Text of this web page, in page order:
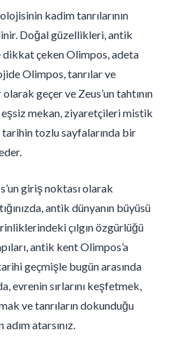
kadim tanrılarının
Doğal güzellikleri, antik
dikkat çeken Olimpos, adeta
Olimpos, tanrılar ve
olarak geçer ve Zeus’un tahtının
mekan, ziyaretçileri mistik
tozlu sayfalarında bir
giriş noktası olarak
antik dünyanın büyüsü
çılgın özgürlüğü
antik kent Olimpos’a
geçmişle bugün arasında
evrenin sırlarını keşfetmek,
ve tanrıların dokunduğu
atarsınız.